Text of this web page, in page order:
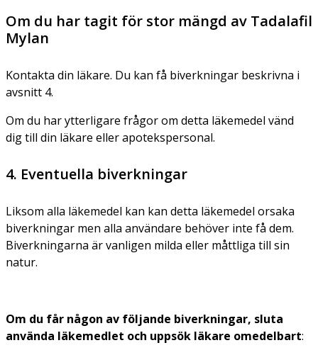
Om du har tagit för stor mängd av Tadalafil
Mylan
Kontakta din läkare. Du kan få biverkningar beskrivna i
avsnitt 4.
Om du har ytterligare frågor om detta läkemedel vänd
dig till din läkare eller apotekspersonal.
4. Eventuella biverkningar
Liksom alla läkemedel kan kan detta läkemedel orsaka
biverkningar men alla användare behöver inte få dem.
Biverkningarna är vanligen milda eller måttliga till sin
natur.
Om du får någon av följande biverkningar, sluta
använda läkemedlet och uppsök läkare omedelbart: